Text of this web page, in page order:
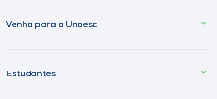
Venha para a Unoesc
Estudantes